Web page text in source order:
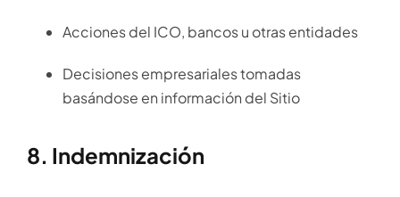
Acciones del ICO, bancos u otras entidades
Decisiones empresariales tomadas
basándose en información del Sitio
8. Indemnización